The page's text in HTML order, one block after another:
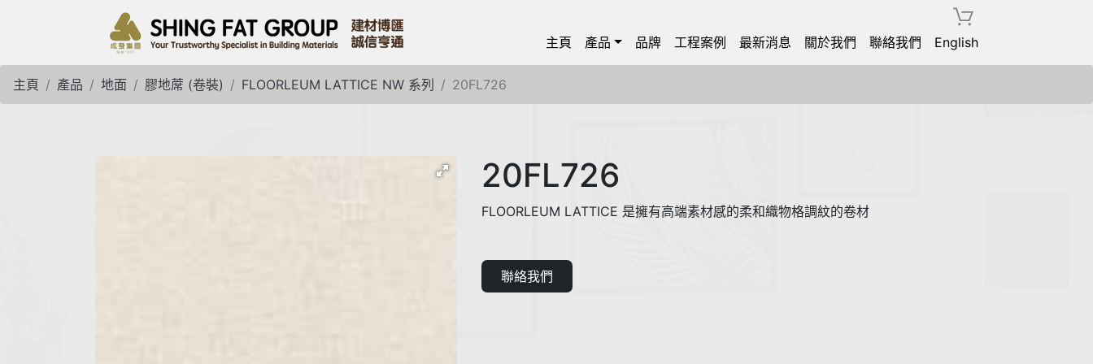
主頁 產品 品牌 工程案例 最新消息 關於我們 聯絡我們 English
主頁 產品 地面 膠地蓆 (卷裝) FLOORLEUM LATTICE NW 系列 20FL726
20FL726
FLOORLEUM LATTICE 是擁有高端素材感的柔和織物格調紋的卷材
聯絡我們